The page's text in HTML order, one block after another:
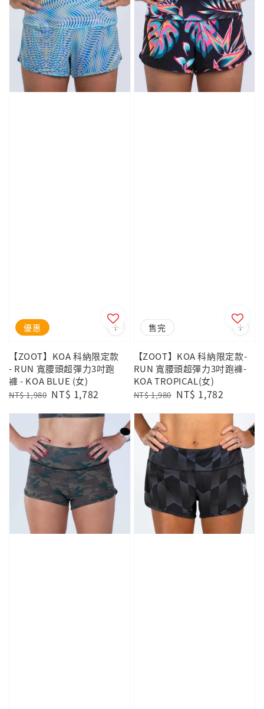
優惠
【ZOOT】KOA 科納限定款
- RUN 寬腰頭超彈力3吋跑
褲 - KOA BLUE (女)
Regular
NT$ 1,980 Sale
NT$ 1,782
優惠
售完
【ZOOT】KOA 科納限定款-
RUN 寬腰頭超彈力3吋跑褲-
KOA TROPICAL(女)
Regular
NT$ 1,980 Sale
NT$ 1,782